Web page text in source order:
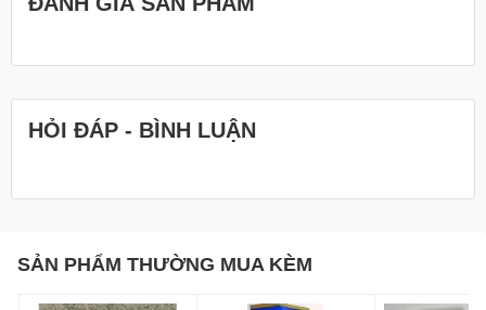
HỎI ĐÁP - BÌNH LUẬN
SẢN PHẨM THƯỜNG MUA KÈM